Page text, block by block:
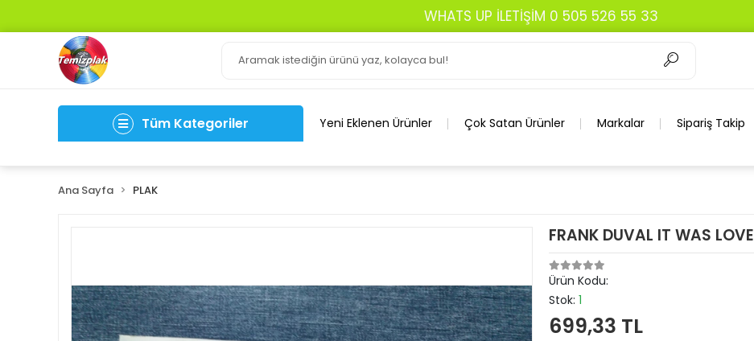
WHATS UP İLETİŞİM 0 505 526 55 33
Tüm Kategoriler Yeni Eklenen Ürünler Çok Satan Ürünler Markalar Sipariş Takip
Ana Sayfa PLAK
FRANK DUVAL IT WAS LOVE
Ürün Kodu:
Stok: 1
699,33 TL